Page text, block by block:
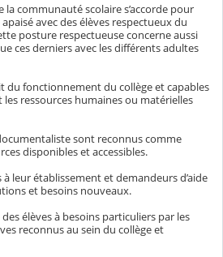
la communauté scolaire s’accorde pour
avec des élèves respectueux du
posture respectueuse concerne aussi
ces derniers avec les différents adultes
du fonctionnement du collège et capables
les ressources humaines ou matérielles
sont reconnus comme
disponibles et accessibles.
leur établissement et demandeurs d’aide
et besoins nouveaux.
élèves à besoins particuliers par les
reconnus au sein du collège et